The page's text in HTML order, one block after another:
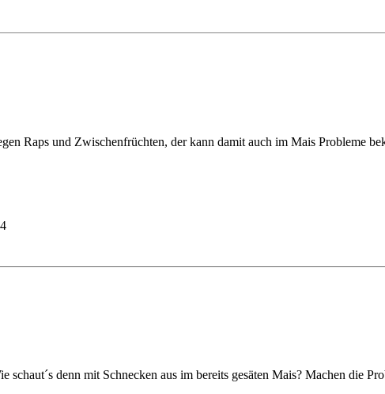
Raps und Zwischenfrüchten, der kann damit auch im Mais Probleme
schaut´s denn mit Schnecken aus im bereits gesäten Mais? Machen die